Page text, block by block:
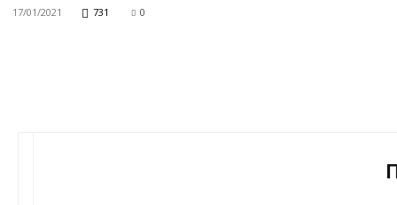
17/01/2021 731 0